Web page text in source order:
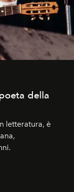
della
letteratura, è